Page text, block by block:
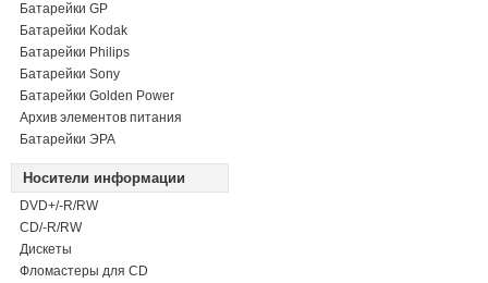
Батарейки GP
Батарейки Kodak
Батарейки Philips
Батарейки Sony
Батарейки Golden Power
Архив элементов питания
Батарейки ЭРА
Носители информации
DVD+/-R/RW
СD/-R/RW
Дискеты
Фломастеры для CD